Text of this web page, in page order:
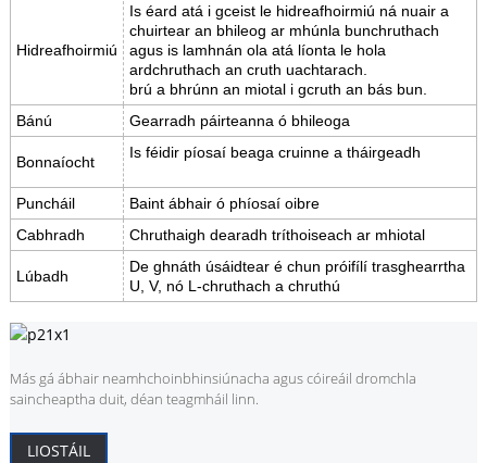
Hidreafhoirmiú
Is éard atá i gceist le hidreafhoirmiú ná nuair a
chuirtear an bhileog ar mhúnla bunchruthach
agus is lamhnán ola atá líonta le hola
ardchruthach an cruth uachtarach.
brú a bhrúnn an miotal i gcruth an bás bun.
Bánú
Gearradh páirteanna ó bhileoga
Bonnaíocht
Is féidir píosaí beaga cruinne a tháirgeadh
Puncháil
Baint ábhair ó phíosaí oibre
Cabhradh
Chruthaigh dearadh tríthoiseach ar mhiotal
Lúbadh
De ghnáth úsáidtear é chun próifílí trasghearrtha
U, V, nó L-chruthach a chruthú
Más gá ábhair neamhchoinbhinsiúnacha agus cóireáil dromchla
saincheaptha duit, déan teagmháil linn.
LIOSTÁIL